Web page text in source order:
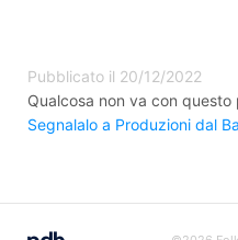
Pubblicato il 20/12/2022
Qualcosa non va con questo
Segnalalo a Produzioni dal